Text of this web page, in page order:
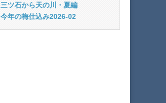
三ツ石から天の川・夏編
今年の梅仕込み2026-02